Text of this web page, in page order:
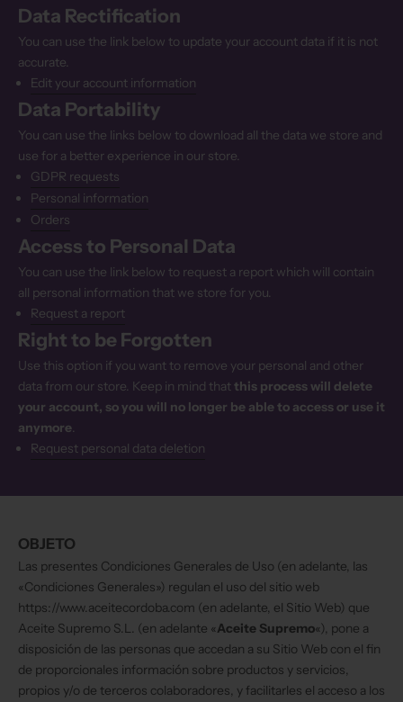
Data Rectification
You can use the link below to update your account data if it is not
accurate.
Edit your account information
Data Portability
You can use the links below to download all the data we store and
use for a better experience in our store.
GDPR requests
Personal information
Orders
Access to Personal Data
You can use the link below to request a report which will contain
all personal information that we store for you.
Request a report
Right to be Forgotten
Use this option if you want to remove your personal and other
data from our store. Keep in mind thatthis process will delete
your account, so you will no longer be able to access or use it
anymore.
Request personal data deletion
OBJETO
Las presentes Condiciones Generales de Uso (en adelante, las
«Condiciones Generales») regulan el uso del sitio web
https://www.aceitecordoba.com (en adelante, el Sitio Web) que
Aceite Supremo S.L. (en adelante «Aceite Supremo«), pone a
disposición de las personas que accedan a su Sitio Web con el fin
de proporcionales información sobre productos y servicios,
propios y/o de terceros colaboradores, y facilitarles el acceso a los